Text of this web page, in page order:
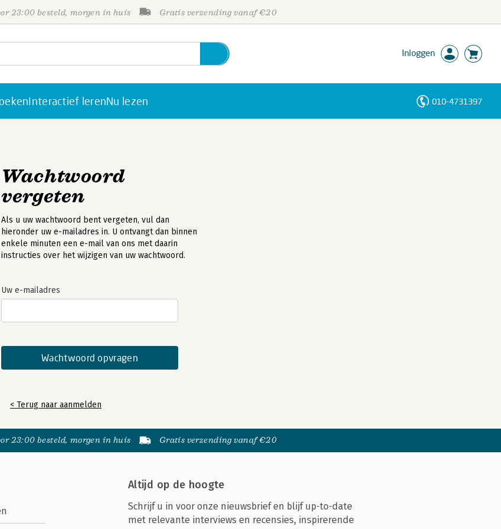
23:00 besteld, morgen in huis Gratis verzending vanaf €20
Inloggen
Interactief lerenNu lezen 010-4731397
Wachtwoord
vergeten
Als u uw wachtwoord bent vergeten, vul dan
hieronder uw e-mailadres in. U ontvangt dan binnen
enkele minuten een e-mail van ons met daarin
instructies over het wijzigen van uw wachtwoord.
Uw e-mailadres
< Terug naar aanmelden
23:00 besteld, morgen in huis Gratis verzending vanaf €20
Altijd op de hoogte
Schrijf u in voor onze nieuwsbrief en blijf up-to-date
met relevante interviews en recensies, inspirerende
Personen